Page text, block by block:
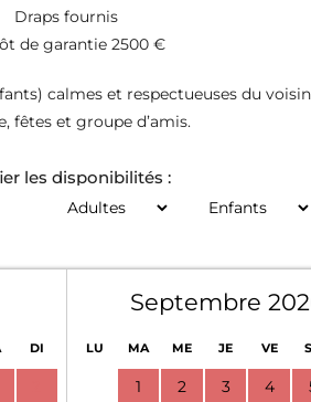
Draps fournis
de garantie 2500 €
calmes et respectueuses du
fêtes et groupe d’amis.
les disponibilités :
DI
Septembre
LU MA ME JE VE
1 2 3 4